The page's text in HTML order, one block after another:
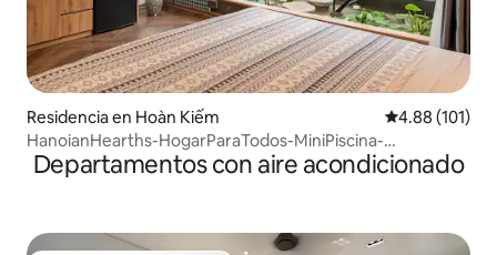
Residencia en Hoàn Kiếm Calificación
4.88 (101)
HanoianHearths-HogarParaTodos-MiniPiscina-
Proyectores-Bañera
Departamentos con aire acondicionado